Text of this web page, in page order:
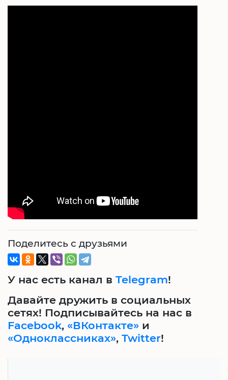
Поделитесь с друзьями
У нас есть канал в Telegram!
Давайте дружить в социальных
сетях! Подписывайтесь на нас в
Facebook, «ВКонтакте» и
«Одноклассниках», Twitter!